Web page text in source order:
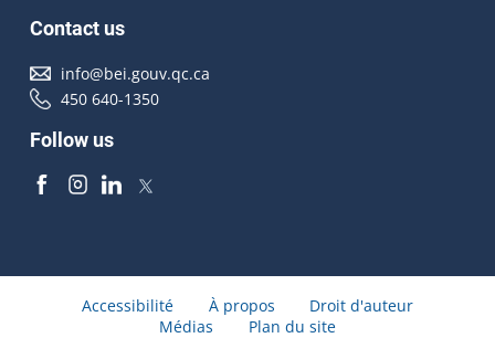
Contact us
info@bei.gouv.qc.ca
450 640-1350
Follow us
Accessibilité À propos
Droit d'auteur
Médias
Plan du site